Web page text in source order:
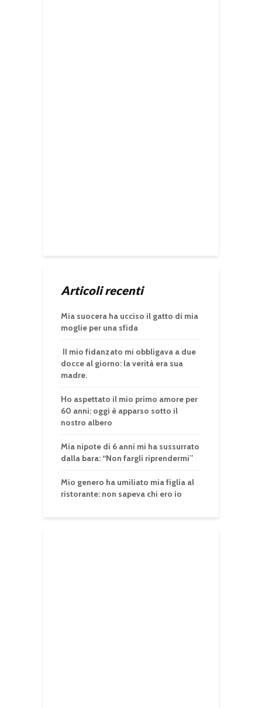
Articoli recenti
Mia suocera ha ucciso il gatto di mia
moglie per una sfida
Il mio fidanzato mi obbligava a due
docce al giorno: la verità era sua
madre.
Ho aspettato il mio primo amore per
60 anni: oggi è apparso sotto il
nostro albero
Mia nipote di 6 anni mi ha sussurrato
dalla bara: “Non fargli riprendermi”
Mio genero ha umiliato mia figlia al
ristorante: non sapeva chi ero io